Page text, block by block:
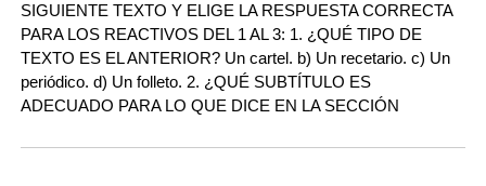
SIGUIENTE TEXTO Y ELIGE LA RESPUESTA CORRECTA
PARA LOS REACTIVOS DEL 1 AL 3: 1. ¿QUÉ TIPO DE
TEXTO ES EL ANTERIOR? Un cartel. b) Un recetario. c) Un
periódico. d) Un folleto. 2. ¿QUÉ SUBTÍTULO ES
ADECUADO PARA LO QUE DICE EN LA SECCIÓN